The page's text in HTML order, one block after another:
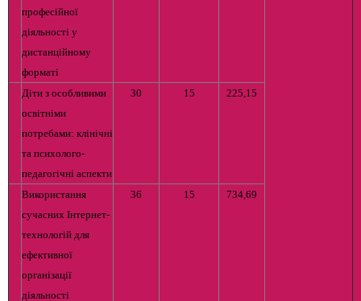
професійної
діяльності у
дистанційному
форматі
Діти з особливими
освітніми
потребами: клінічні
та психолого-
педагогічні аспекти
30 15 225,15
Використання
сучасних Інтернет-
технологій для
ефективної
організації
діяльності
36 15 734,69